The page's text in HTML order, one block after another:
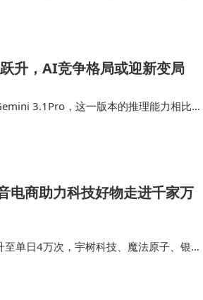
除了配置以外，品牌和情绪价值也很重
升，AI竞争格局或迎新变局
3.1Pro，这一版本的推理能力相比前
电商助力科技好物走进千家万
单日4万次，宇树科技、魔法原子、银河
树科技G1EDU U2进阶版、魔法原子机器